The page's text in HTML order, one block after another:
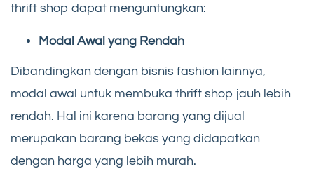
thrift shop dapat menguntungkan:
Modal Awal yang Rendah
Dibandingkan dengan bisnis fashion lainnya,
modal awal untuk membuka thrift shop jauh lebih
rendah. Hal ini karena barang yang dijual
merupakan barang bekas yang didapatkan
dengan harga yang lebih murah.